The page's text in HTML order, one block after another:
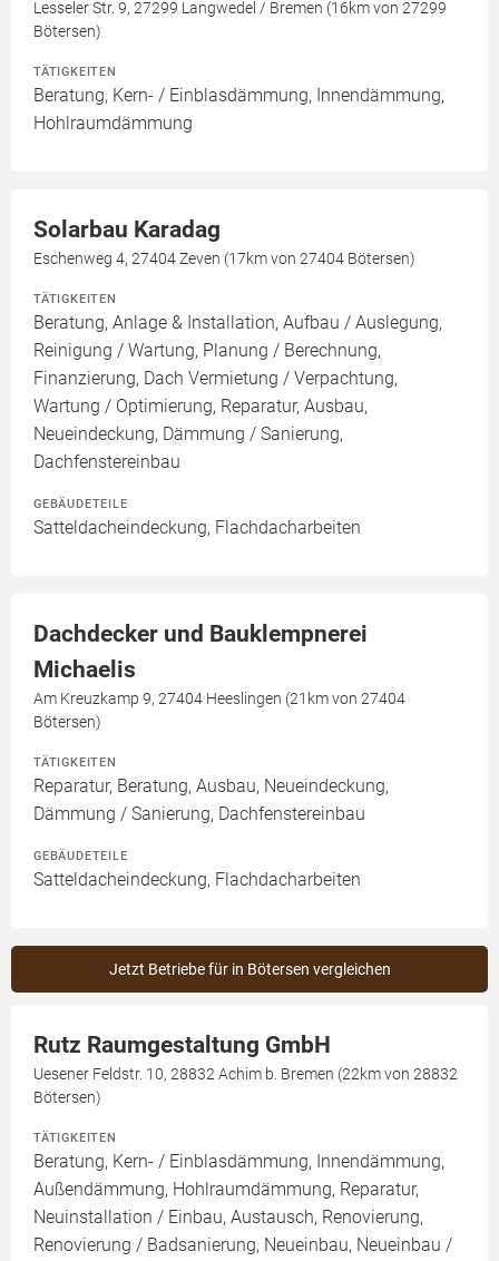
Lesseler Str. 9, 27299 Langwedel / Bremen (16km von 27299
Bötersen)
TÄTIGKEITEN
Beratung, Kern- / Einblasdämmung, Innendämmung,
Hohlraumdämmung
Solarbau Karadag
Eschenweg 4, 27404 Zeven (17km von 27404 Bötersen)
TÄTIGKEITEN
Beratung, Anlage & Installation, Aufbau / Auslegung,
Reinigung / Wartung, Planung / Berechnung,
Finanzierung, Dach Vermietung / Verpachtung,
Wartung / Optimierung, Reparatur, Ausbau,
Neueindeckung, Dämmung / Sanierung,
Dachfenstereinbau
GEBÄUDETEILE
Satteldacheindeckung, Flachdacharbeiten
Dachdecker und Bauklempnerei
Michaelis
Am Kreuzkamp 9, 27404 Heeslingen (21km von 27404
Bötersen)
TÄTIGKEITEN
Reparatur, Beratung, Ausbau, Neueindeckung,
Dämmung / Sanierung, Dachfenstereinbau
GEBÄUDETEILE
Satteldacheindeckung, Flachdacharbeiten
Jetzt Betriebe für in Bötersen vergleichen
Rutz Raumgestaltung GmbH
Uesener Feldstr. 10, 28832 Achim b. Bremen (22km von 28832
Bötersen)
TÄTIGKEITEN
Beratung, Kern- / Einblasdämmung, Innendämmung,
Außendämmung, Hohlraumdämmung, Reparatur,
Neuinstallation / Einbau, Austausch, Renovierung,
Renovierung / Badsanierung, Neueinbau, Neueinbau /